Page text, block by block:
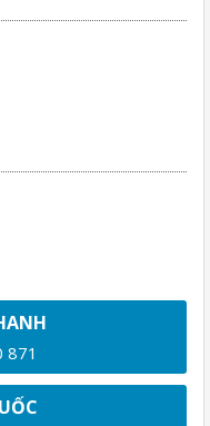
871